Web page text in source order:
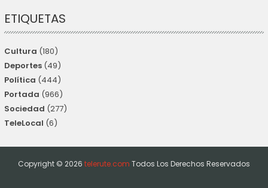
ETIQUETAS
Cultura (180)
Deportes (49)
Política (444)
Portada (966)
Sociedad (277)
TeleLocal (6)
Copyright © 2026 telerute.com Todos Los Derechos Reservados